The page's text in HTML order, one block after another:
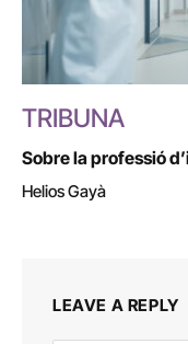
TRIBUNA
Sobre la professió
Helios Gayà
LEAVE A REPLY